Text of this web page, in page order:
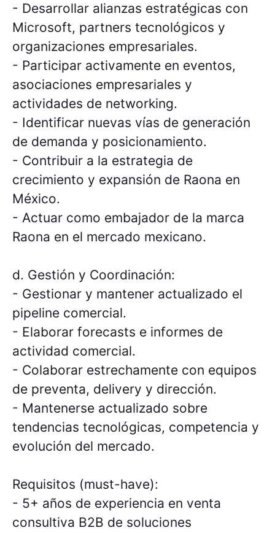
- Desarrollar alianzas estratégicas con
Microsoft, partners tecnológicos y
organizaciones empresariales.
- Participar activamente en eventos,
asociaciones empresariales y
actividades de networking.
- Identificar nuevas vías de generación
de demanda y posicionamiento.
- Contribuir a la estrategia de
crecimiento y expansión de Raona en
México.
- Actuar como embajador de la marca
Raona en el mercado mexicano.
d. Gestión y Coordinación:
- Gestionar y mantener actualizado el
pipeline comercial.
- Elaborar forecasts e informes de
actividad comercial.
- Colaborar estrechamente con equipos
de preventa, delivery y dirección.
- Mantenerse actualizado sobre
tendencias tecnológicas, competencia y
evolución del mercado.
Requisitos (must-have):
- 5+ años de experiencia en venta
consultiva B2B de soluciones